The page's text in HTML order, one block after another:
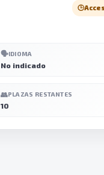
🕒
🗣️IDIOMA
No indicado
👥PLAZAS RESTANTES
10